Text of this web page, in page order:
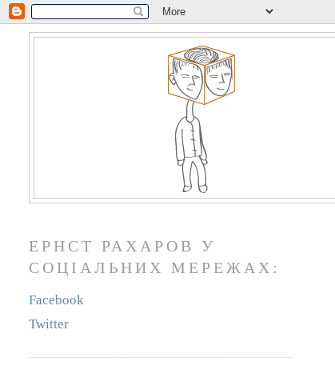
ЕРНСТ РАХАРОВ У
СОЦІАЛЬНИХ МЕРЕЖАХ:
Facebook
Twitter